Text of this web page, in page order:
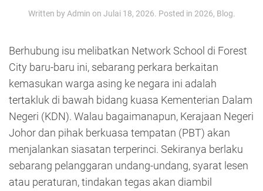
Written by Admin on Julai 18, 2026. Posted in 2026, Blog.
Berhubung isu melibatkan Network School di Forest
City baru-baru ini, sebarang perkara berkaitan
kemasukan warga asing ke negara ini adalah
tertakluk di bawah bidang kuasa Kementerian Dalam
Negeri (KDN). Walau bagaimanapun, Kerajaan Negeri
Johor dan pihak berkuasa tempatan (PBT) akan
menjalankan siasatan terperinci. Sekiranya berlaku
sebarang pelanggaran undang-undang, syarat lesen
atau peraturan, tindakan tegas akan diambil